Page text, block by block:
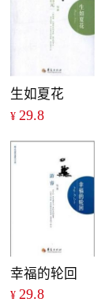
生如夏花
¥ 29.8
幸福的轮回
¥ 29.8